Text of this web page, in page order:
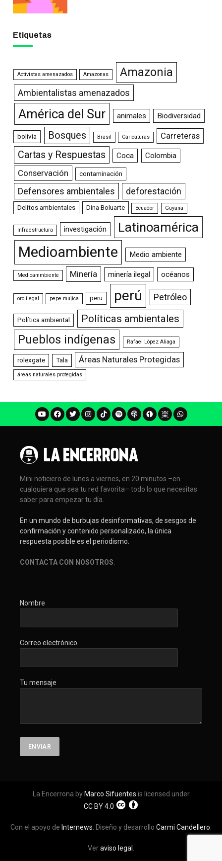
Etiquetas
Activistas amenazados Amazonas Amazonia
Ambientalistas amenazados
América del Sur animales Biodiversidad
bolivia Bosques Brasil Caricaturas Carreteras
Cartas y Respuestas Coca Colombia
Conservación contaminación
Defensores ambientales deforestación
Delitos ambientales Dina Boluarte Ecuador Guyana
Infraestructura investigación Latinoamérica
Medioambiente Medio ambiente
Medioammbiente Minería minería ilegal océanos
oro ilegal pepe mujica peru perú Petróleo
Política ambiental Políticas ambientales
Pueblos indígenas Rafael López Aliaga
rolexgate Tala Áreas Naturales Protegidas
áreas naturales protegidas
Mini noticiero de lunes a viernes, en 20 minutos –en
cualquiera que sea tu red favorita– todo lo que necesitas
saber para empezar tu día.
En un mundo de burbujas desinformativas, de sesgos de
confirmación y contenido personalizado, la única
respuesta posible es el periodismo.
CONTACTA CON NOSOTROS
Nombre
Correo electrónico
Tu mensaje
La Encerrona by Marco Sifuentes is licensed under
CC BY 4.0
Con el apoyo de Internews . Diseño y desarrollo Carmi Candellero
Veraviso legal